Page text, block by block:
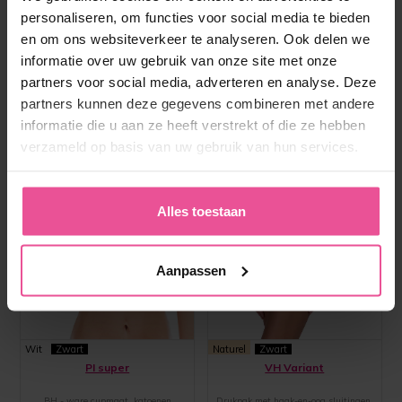
personaliseren, om functies voor social media te bieden
en om ons websiteverkeer te analyseren. Ook delen we
informatie over uw gebruik van onze site met onze
partners voor social media, adverteren en analyse. Deze
partners kunnen deze gegevens combineren met andere
informatie die u aan ze heeft verstrekt of die ze hebben
verzameld op basis van uw gebruik van hun services.
Alles toestaan
Aanpassen
Wit Zwart
PI super
Naturel Zwart
VH Variant